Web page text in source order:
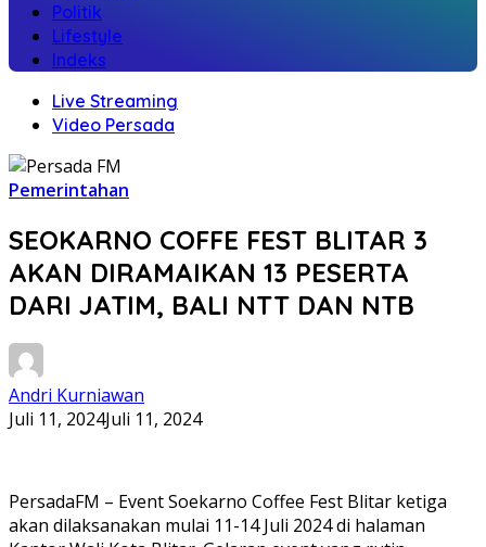
Politik
Lifestyle
Indeks
Live Streaming
Video Persada
Pemerintahan
SEOKARNO COFFE FEST BLITAR 3
AKAN DIRAMAIKAN 13 PESERTA
DARI JATIM, BALI NTT DAN NTB
Andri Kurniawan
Juli 11, 2024Juli 11, 2024
PersadaFM – Event Soekarno Coffee Fest Blitar ketiga
akan dilaksanakan mulai 11-14 Juli 2024 di halaman